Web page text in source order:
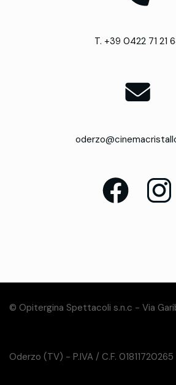
T. +39 0422 71 21
© Opitergina Spettacoli s.n.c - Via
Oderzo (TV) - P.IVA / C.F. 01811720265